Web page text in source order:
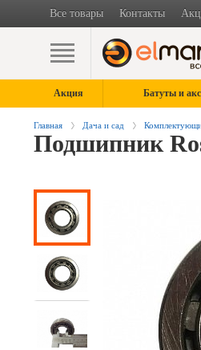
Все товары Контакты
Акция Батуты и
Главная Дача и сад
Подшипник